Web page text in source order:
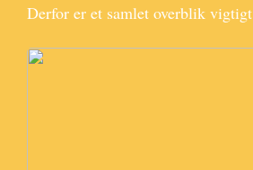
Derfor er et samlet overblik vigtigt